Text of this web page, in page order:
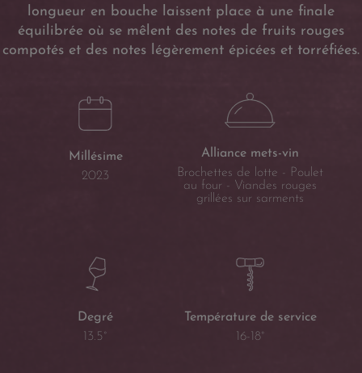
longueur en bouche laissent place à une finale
équilibrée où se mêlent des notes de fruits rouges
compotés et des notes légèrement épicées et torréfiées.
Millésime
2023
Alliance mets-vin
Brochettes de lotte - Poulet
au four - Viandes rouges
grillées sur sarments
Degré
13.5°
Température de service
16-18°